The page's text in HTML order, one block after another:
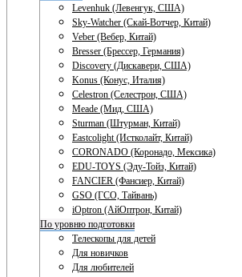
Levenhuk (Левенгук, США)
Sky-Watcher (Скай-Вотчер, Китай)
Veber (Вебер, Китай)
Bresser (Брессер, Германия)
Discovery (Дискавери, США)
Konus (Конус, Италия)
Celestron (Селестрон, США)
Meade (Мид, США)
Sturman (Штурман, Китай)
Eastcolight (Истколайт, Китай)
CORONADO (Коронадо, Мексика)
EDU-TOYS (Эду-Тойз, Китай)
FANCIER (Фансиер, Китай)
GSO (ГСО, Тайвань)
iOptron (АйОптрон, Китай)
По уровню подготовки
Телескопы для детей
Для новичков
Для любителей